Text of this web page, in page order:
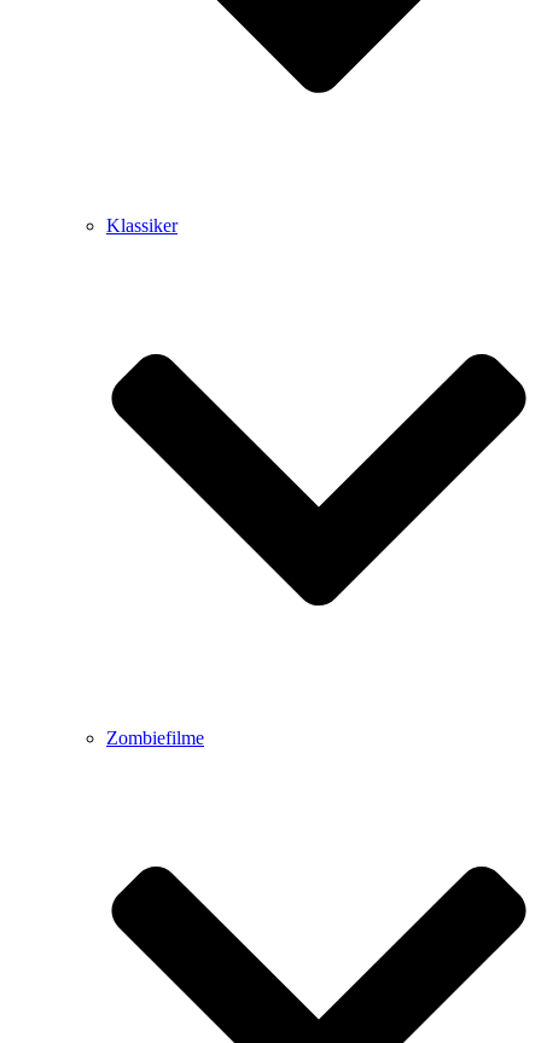
Klassiker
Zombiefilme